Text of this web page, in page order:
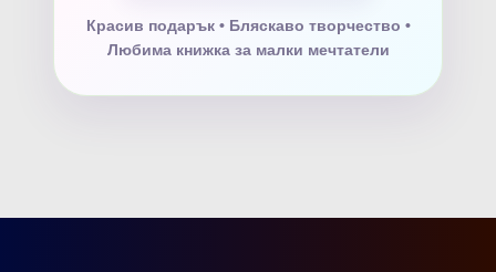
Красив подарък • Бляскаво творчество •
Любима книжка за малки мечтатели